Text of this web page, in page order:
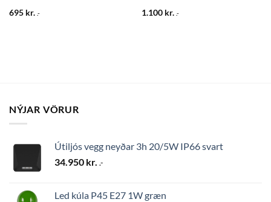
695 kr. .- 1.100 kr. .-
NÝJAR VÖRUR
Útiljós vegg neyðar 3h 20/5W IP66 svart
34.950 kr. .-
Led kúla P45 E27 1W græn